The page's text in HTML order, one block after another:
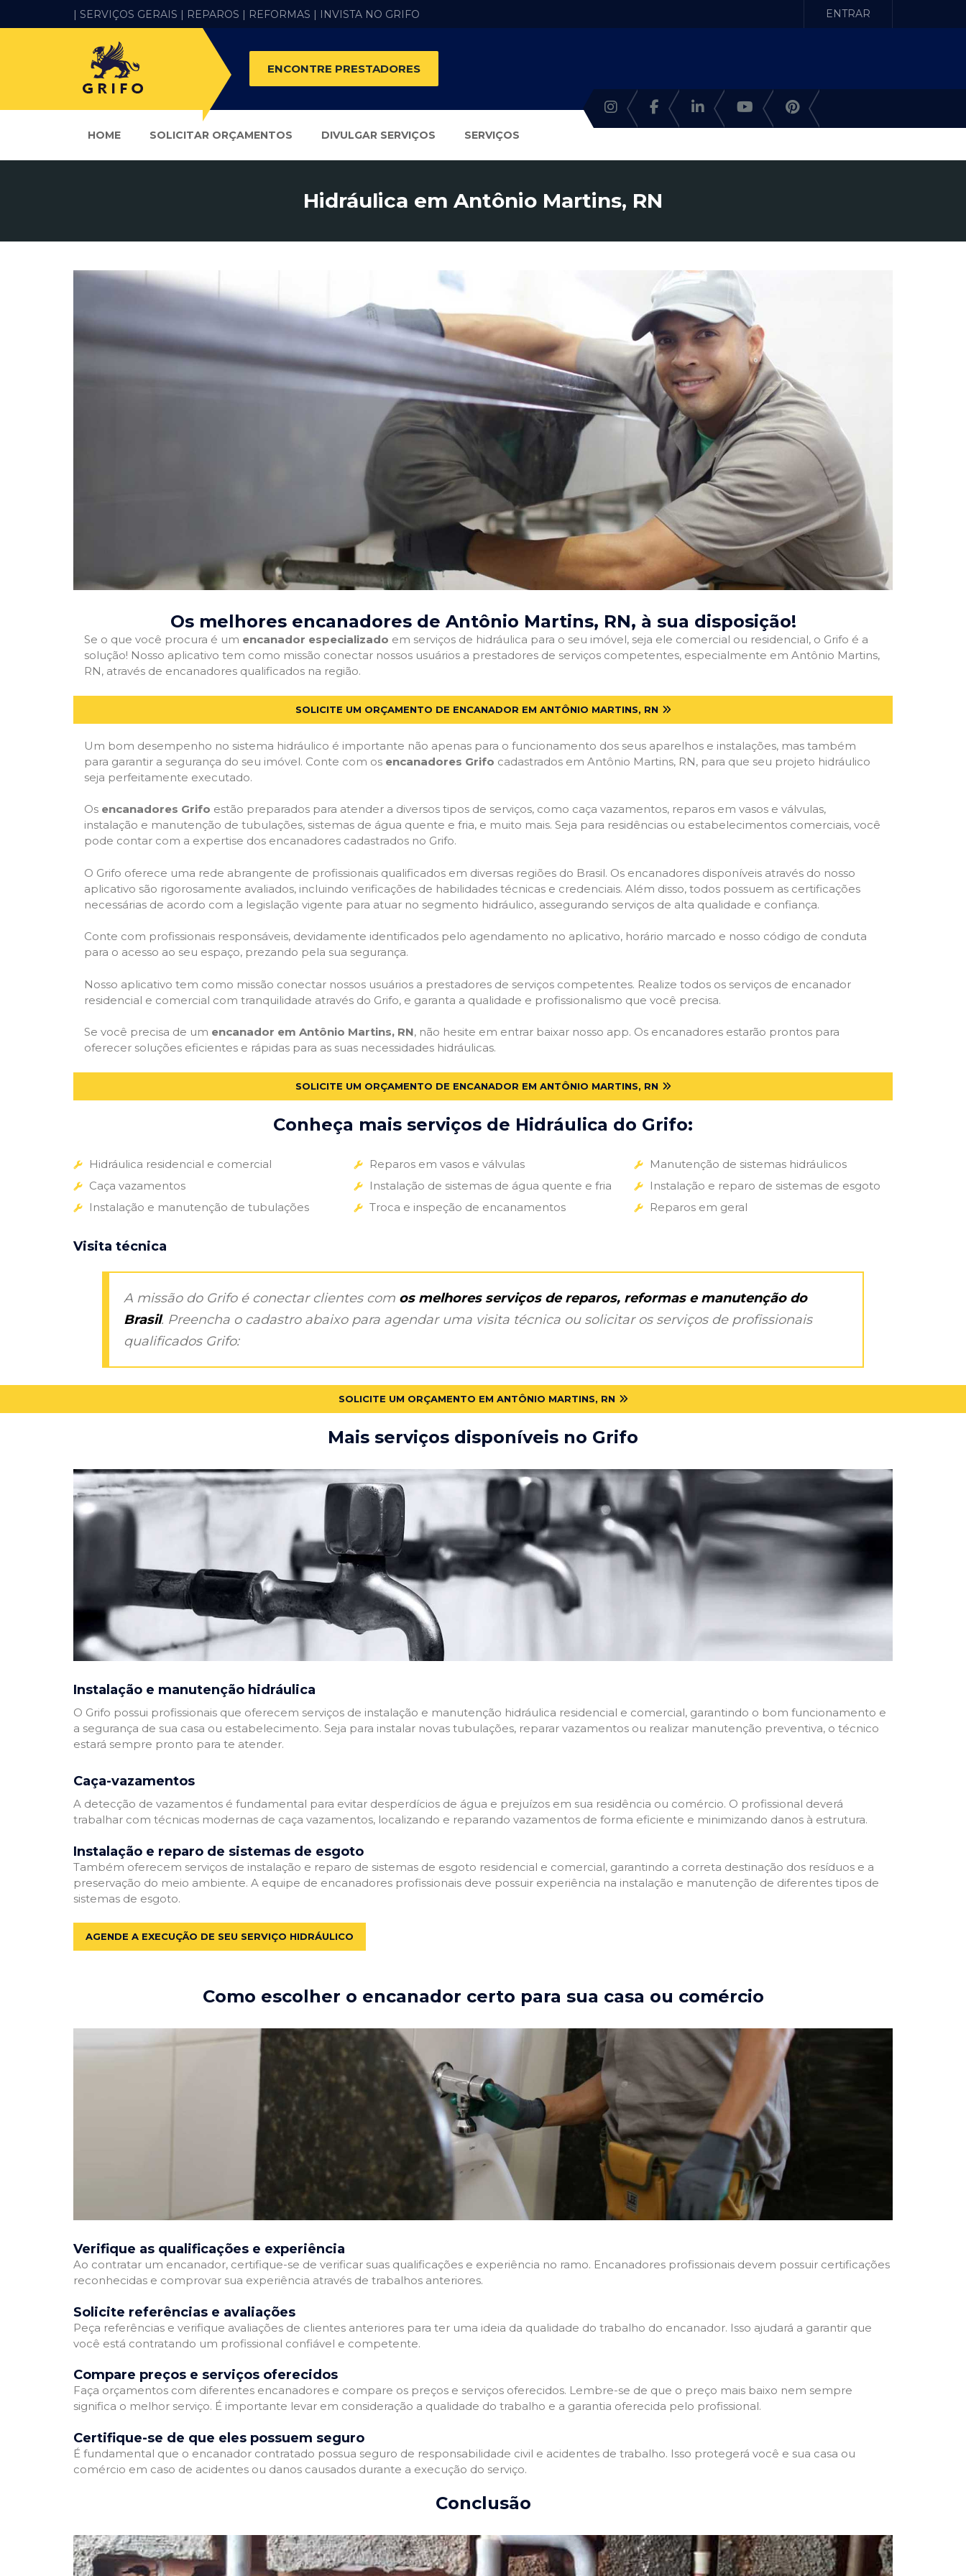
| SERVIÇOS GERAIS | REPAROS | REFORMAS | INVISTA NO GRIFO ENTRAR
ENCONTRE PRESTADORES
HOME SOLICITAR ORÇAMENTOS DIVULGAR SERVIÇOS SERVIÇOS
Hidráulica em Antônio Martins, RN
Os melhores encanadores de Antônio Martins, RN, à sua disposição!
Se o que você procura é um encanador especializado em serviços de hidráulica para o seu imóvel, seja ele comercial ou residencial, o Grifo é a
solução! Nosso aplicativo tem como missão conectar nossos usuários a prestadores de serviços competentes, especialmente em Antônio Martins,
RN, através de encanadores qualificados na região.
SOLICITE UM ORÇAMENTO DE ENCANADOR EM ANTÔNIO MARTINS, RN
Um bom desempenho no sistema hidráulico é importante não apenas para o funcionamento dos seus aparelhos e instalações, mas também
para garantir a segurança do seu imóvel. Conte com os encanadores Grifo cadastrados em Antônio Martins, RN, para que seu projeto hidráulico
seja perfeitamente executado.
Os encanadores Grifo estão preparados para atender a diversos tipos de serviços, como caça vazamentos, reparos em vasos e válvulas,
instalação e manutenção de tubulações, sistemas de água quente e fria, e muito mais. Seja para residências ou estabelecimentos comerciais, você
pode contar com a expertise dos encanadores cadastrados no Grifo.
O Grifo oferece uma rede abrangente de profissionais qualificados em diversas regiões do Brasil. Os encanadores disponíveis através do nosso
aplicativo são rigorosamente avaliados, incluindo verificações de habilidades técnicas e credenciais. Além disso, todos possuem as certificações
necessárias de acordo com a legislação vigente para atuar no segmento hidráulico, assegurando serviços de alta qualidade e confiança.
Conte com profissionais responsáveis, devidamente identificados pelo agendamento no aplicativo, horário marcado e nosso código de conduta
para o acesso ao seu espaço, prezando pela sua segurança.
Nosso aplicativo tem como missão conectar nossos usuários a prestadores de serviços competentes. Realize todos os serviços de encanador
residencial e comercial com tranquilidade através do Grifo, e garanta a qualidade e profissionalismo que você precisa.
Se você precisa de um encanador em Antônio Martins, RN, não hesite em entrar baixar nosso app. Os encanadores estarão prontos para
oferecer soluções eficientes e rápidas para as suas necessidades hidráulicas.
SOLICITE UM ORÇAMENTO DE ENCANADOR EM ANTÔNIO MARTINS, RN
Conheça mais serviços de Hidráulica do Grifo:
Hidráulica residencial e comercial
Caça vazamentos
Instalação e manutenção de tubulações
Reparos em vasos e válvulas
Instalação de sistemas de água quente e fria
Troca e inspeção de encanamentos
Manutenção de sistemas hidráulicos
Instalação e reparo de sistemas de esgoto
Reparos em geral
Visita técnica
A missão do Grifo é conectar clientes com os melhores serviços de reparos, reformas e manutenção do
Brasil. Preencha o cadastro abaixo para agendar uma visita técnica ou solicitar os serviços de profissionais
qualificados Grifo:
SOLICITE UM ORÇAMENTO EM ANTÔNIO MARTINS, RN
Mais serviços disponíveis no Grifo
Instalação e manutenção hidráulica
O Grifo possui profissionais que oferecem serviços de instalação e manutenção hidráulica residencial e comercial, garantindo o bom funcionamento e
a segurança de sua casa ou estabelecimento. Seja para instalar novas tubulações, reparar vazamentos ou realizar manutenção preventiva, o técnico
estará sempre pronto para te atender.
Caça-vazamentos
A detecção de vazamentos é fundamental para evitar desperdícios de água e prejuízos em sua residência ou comércio. O profissional deverá
trabalhar com técnicas modernas de caça vazamentos, localizando e reparando vazamentos de forma eficiente e minimizando danos à estrutura.
Instalação e reparo de sistemas de esgoto
Também oferecem serviços de instalação e reparo de sistemas de esgoto residencial e comercial, garantindo a correta destinação dos resíduos e a
preservação do meio ambiente. A equipe de encanadores profissionais deve possuir experiência na instalação e manutenção de diferentes tipos de
sistemas de esgoto.
AGENDE A EXECUÇÃO DE SEU SERVIÇO HIDRÁULICO
Como escolher o encanador certo para sua casa ou comércio
Verifique as qualificações e experiência
Ao contratar um encanador, certifique-se de verificar suas qualificações e experiência no ramo. Encanadores profissionais devem possuir certificações
reconhecidas e comprovar sua experiência através de trabalhos anteriores.
Solicite referências e avaliações
Peça referências e verifique avaliações de clientes anteriores para ter uma ideia da qualidade do trabalho do encanador. Isso ajudará a garantir que
você está contratando um profissional confiável e competente.
Compare preços e serviços oferecidos
Faça orçamentos com diferentes encanadores e compare os preços e serviços oferecidos. Lembre-se de que o preço mais baixo nem sempre
significa o melhor serviço. É importante levar em consideração a qualidade do trabalho e a garantia oferecida pelo profissional.
Certifique-se de que eles possuem seguro
É fundamental que o encanador contratado possua seguro de responsabilidade civil e acidentes de trabalho. Isso protegerá você e sua casa ou
comércio em caso de acidentes ou danos causados durante a execução do serviço.
Conclusão